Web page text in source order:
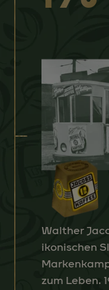
Walther
ikonischen
zum Leben.